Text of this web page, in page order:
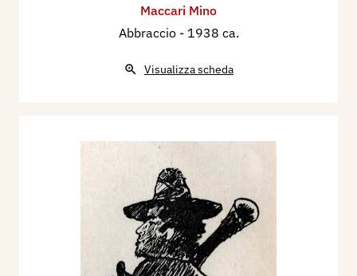
Maccari Mino
Abbraccio - 1938 ca.
Visualizza scheda